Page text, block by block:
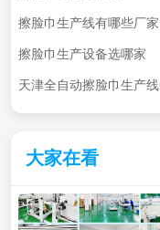
擦脸巾生产线有哪些厂家
擦脸巾生产设备选哪家
天津全自动擦脸巾生产线
大家在看